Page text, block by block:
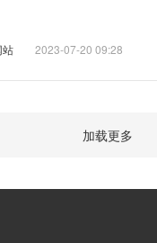
站 2023-07-20 09:28
加载更多